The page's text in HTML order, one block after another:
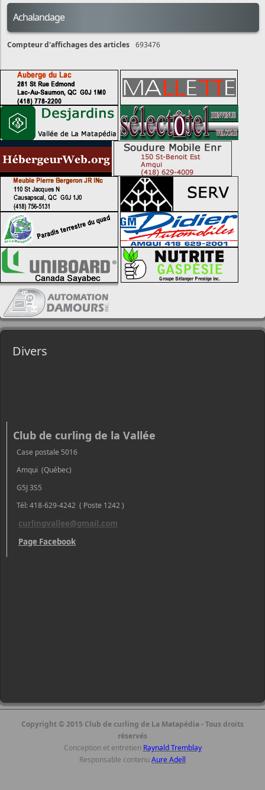
Achalandage
Compteur d'affichages des articles 693476
Divers
Club de curling de la Vallée
Case postale 5016
Amqui (Québec)
G5J 3S5
Tél: 418-629-4242 ( Poste 1242 )
curlingvallee@gmail.com
Page Facebook
Copyright © 2015 Club de curling de La Matapédia - Tous droits
réservés
Conception et entretien Raynald Tremblay
Responsable contenu Aure Adell